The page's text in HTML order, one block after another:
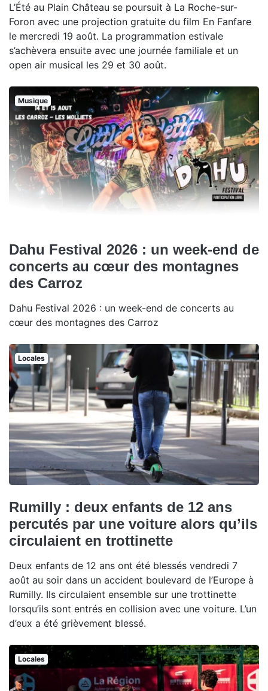
L’Été au Plain Château se poursuit à La Roche-sur-
Foron avec une projection gratuite du film En Fanfare
le mercredi 19 août. La programmation estivale
s’achèvera ensuite avec une journée familiale et un
open air musical les 29 et 30 août.
Musique
Dahu Festival 2026 : un week-end de
concerts au cœur des montagnes
des Carroz
Dahu Festival 2026 : un week-end de concerts au
cœur des montagnes des Carroz
Locales
Rumilly : deux enfants de 12 ans
percutés par une voiture alors qu’ils
circulaient en trottinette
Deux enfants de 12 ans ont été blessés vendredi 7
août au soir dans un accident boulevard de l’Europe à
Rumilly. Ils circulaient ensemble sur une trottinette
lorsqu’ils sont entrés en collision avec une voiture. L’un
d’eux a été grièvement blessé.
Locales